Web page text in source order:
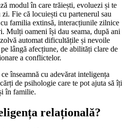
modul în care trăiești, evoluezi și te
Fie că locuiești cu partenerul sau
familia extinsă, interacțiunile zilnice
Mulți oameni își dau seama, după ani
automat dificultățile și nevoile
lângă afecțiune, de abilități clare de
a conflictelor.
înseamnă cu adevărat inteligența
de psihologie care te pot ajuta să îți
în familie.
relațională?